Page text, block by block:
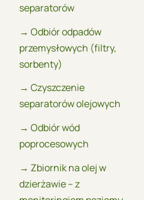
separatorów
→ Odbiór odpadów
przemysłowych (filtry,
sorbenty)
→ Czyszczenie
separatorów olejowych
→ Odbiór wód
poprocesowych
→ Zbiornik na olej w
dzierżawie – z